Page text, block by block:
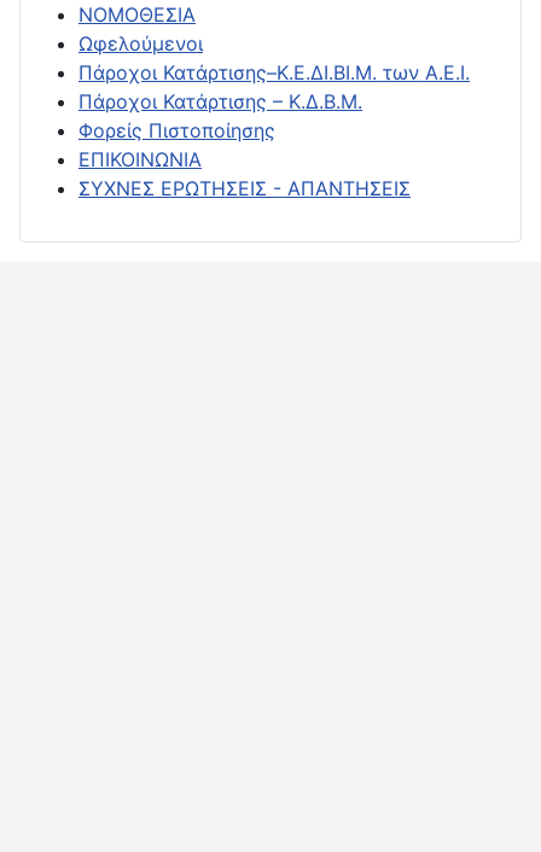
ΝΟΜΟΘΕΣΙΑ
Ωφελούμενοι
Πάροχοι Κατάρτισης–Κ.Ε.ΔΙ.ΒΙ.Μ. των Α.Ε.Ι.
Πάροχοι Κατάρτισης – Κ.Δ.Β.Μ.
Φορείς Πιστοποίησης
ΕΠΙΚΟΙΝΩΝΙΑ
ΣΥΧΝΕΣ ΕΡΩΤΗΣΕΙΣ - ΑΠΑΝΤΗΣΕΙΣ